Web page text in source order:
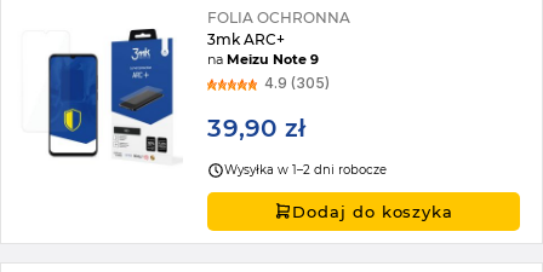
FOLIA OCHRONNA
3mk ARC+
naMeizu Note 9
4.9 (305)
39,90 zł
Wysyłka w 1–2 dni robocze
Dodaj do koszyka